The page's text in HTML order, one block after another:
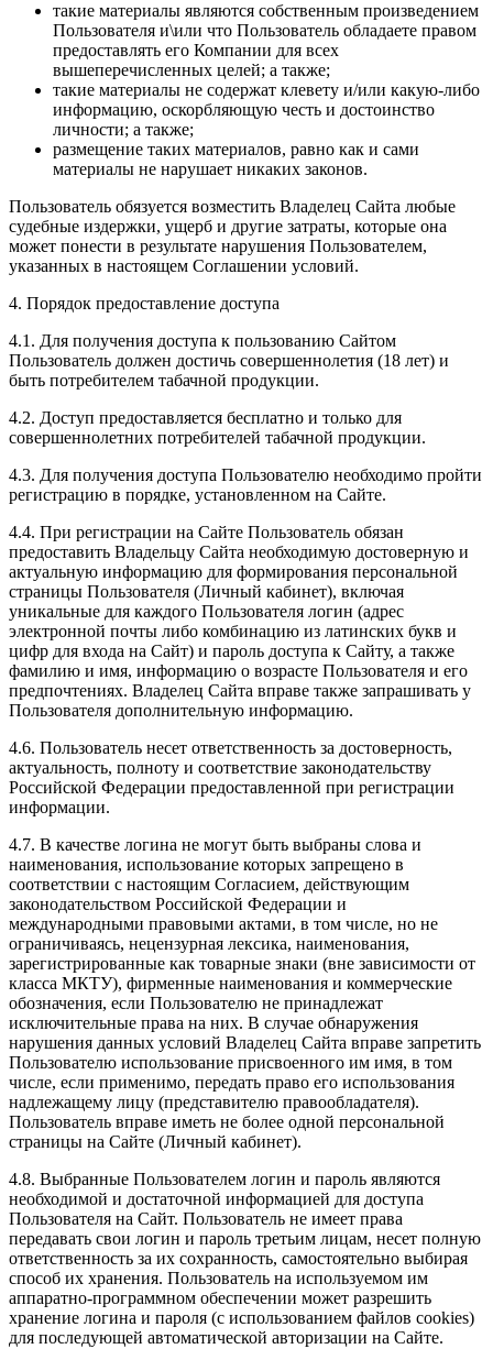
такие материалы являются собственным произведением
Пользователя и\или что Пользователь обладаете правом
предоставлять его Компании для всех
вышеперечисленных целей; а также;
такие материалы не содержат клевету и/или какую-либо
информацию, оскорбляющую честь и достоинство
личности; а также;
размещение таких материалов, равно как и сами
материалы не нарушает никаких законов.
Пользователь обязуется возместить Владелец Сайта любые
судебные издержки, ущерб и другие затраты, которые она
может понести в результате нарушения Пользователем,
указанных в настоящем Соглашении условий.
4. Порядок предоставление доступа
4.1. Для получения доступа к пользованию Сайтом
Пользователь должен достичь совершеннолетия (18 лет) и
быть потребителем табачной продукции.
4.2. Доступ предоставляется бесплатно и только для
совершеннолетних потребителей табачной продукции.
4.3. Для получения доступа Пользователю необходимо пройти
регистрацию в порядке, установленном на Сайте.
4.4. При регистрации на Сайте Пользователь обязан
предоставить Владельцу Сайта необходимую достоверную и
актуальную информацию для формирования персональной
страницы Пользователя (Личный кабинет), включая
уникальные для каждого Пользователя логин (адрес
электронной почты либо комбинацию из латинских букв и
цифр для входа на Сайт) и пароль доступа к Сайту, а также
фамилию и имя, информацию о возрасте Пользователя и его
предпочтениях. Владелец Сайта вправе также запрашивать у
Пользователя дополнительную информацию.
4.6. Пользователь несет ответственность за достоверность,
актуальность, полноту и соответствие законодательству
Российской Федерации предоставленной при регистрации
информации.
4.7. В качестве логина не могут быть выбраны слова и
наименования, использование которых запрещено в
соответствии с настоящим Согласием, действующим
законодательством Российской Федерации и
международными правовыми актами, в том числе, но не
ограничиваясь, нецензурная лексика, наименования,
зарегистрированные как товарные знаки (вне зависимости от
класса МКТУ), фирменные наименования и коммерческие
обозначения, если Пользователю не принадлежат
исключительные права на них. В случае обнаружения
нарушения данных условий Владелец Сайта вправе запретить
Пользователю использование присвоенного им имя, в том
числе, если применимо, передать право его использования
надлежащему лицу (представителю правообладателя).
Пользователь вправе иметь не более одной персональной
страницы на Сайте (Личный кабинет).
4.8. Выбранные Пользователем логин и пароль являются
необходимой и достаточной информацией для доступа
Пользователя на Сайт. Пользователь не имеет права
передавать свои логин и пароль третьим лицам, несет полную
ответственность за их сохранность, самостоятельно выбирая
способ их хранения. Пользователь на используемом им
аппаратно-программном обеспечении может разрешить
хранение логина и пароля (с использованием файлов cookies)
для последующей автоматической авторизации на Сайте.